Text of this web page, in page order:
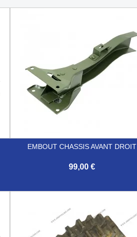
EMBOUT CHASSIS AVANT DROIT
99,00 €